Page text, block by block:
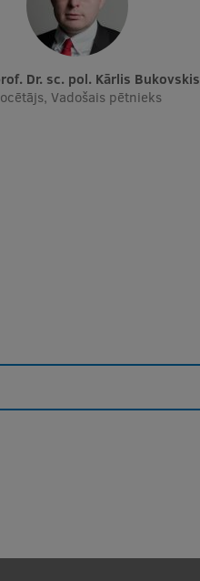
Dr. sc. pol. Kārlis Bukovskis
Vadošais pētnieks